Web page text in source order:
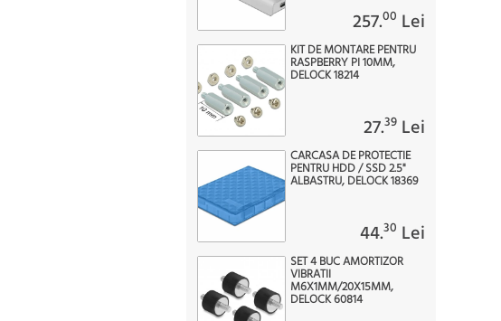
257.00 Lei
KIT DE MONTARE PENTRU
RASPBERRY PI 10MM,
DELOCK 18214
27.39 Lei
CARCASA DE PROTECTIE
PENTRU HDD / SSD 2.5"
ALBASTRU, DELOCK 18369
44.30 Lei
SET 4 BUC AMORTIZOR
VIBRATII
M6X1MM/20X15MM,
DELOCK 60814